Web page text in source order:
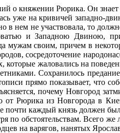
о княжении Рюрика. Он
уже на кривичей западно-
в нем не участвовала, то
и Западною Двиною,
мужам своим, причем в
сосредоточение
которые жаловались на
Сохранилось
прямо показывает, что
почему Новгород
от Рюрика из Новгорода в
почти каждый князь должен
по обстоятельствам. Всего
на варягов, нанятых